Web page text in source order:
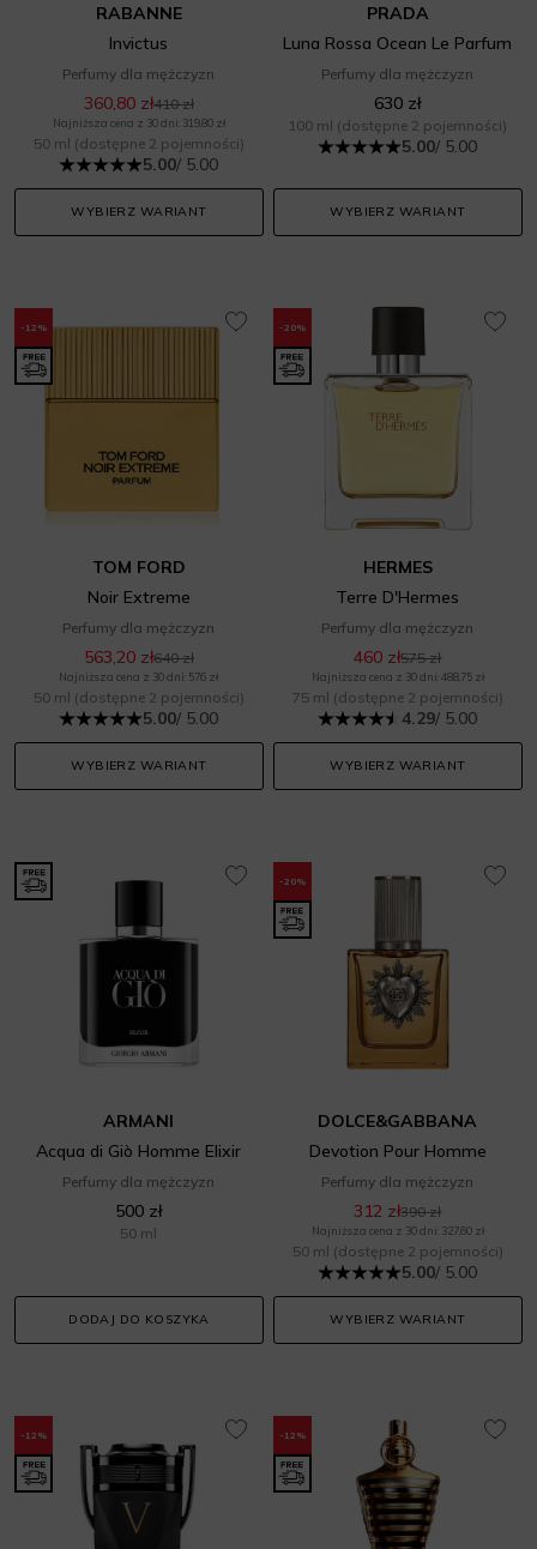
RABANNE
Invictus
Perfumy dla mężczyzn
360,80 zł410 zł
Najniższa cena z 30 dni: 319,80 zł
50 ml (dostępne 2 pojemności)
5.00/ 5.00
WYBIERZ WARIANT
PRADA
Luna Rossa Ocean Le Parfum
Perfumy dla mężczyzn
630 zł
100 ml (dostępne 2 pojemności)
5.00/ 5.00
WYBIERZ WARIANT
-12%
TOM FORD
Noir Extreme
Perfumy dla mężczyzn
563,20 zł640 zł
Najniższa cena z 30 dni: 576 zł
50 ml (dostępne 2 pojemności)
5.00/ 5.00
WYBIERZ WARIANT
-20%
HERMES
Terre D'Hermes
Perfumy dla mężczyzn
460 zł575 zł
Najniższa cena z 30 dni: 488,75 zł
75 ml (dostępne 2 pojemności)
4.29/ 5.00
WYBIERZ WARIANT
ARMANI
Acqua di Giò Homme Elixir
Perfumy dla mężczyzn
500 zł
50 ml
DODAJ DO KOSZYKA
-20%
DOLCE&GABBANA
Devotion Pour Homme
Perfumy dla mężczyzn
312 zł390 zł
Najniższa cena z 30 dni: 327,60 zł
50 ml (dostępne 2 pojemności)
5.00/ 5.00
WYBIERZ WARIANT
-12% -12%